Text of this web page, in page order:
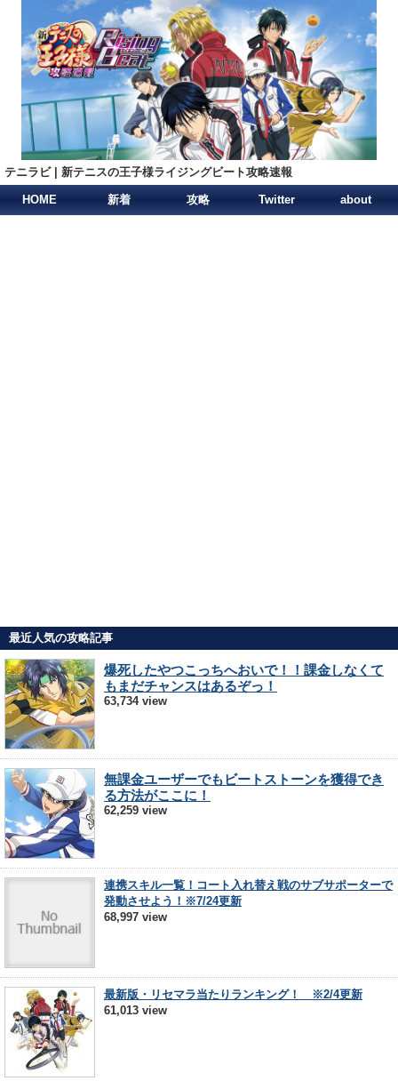
テニラビ | 新テニスの王子様ライジングビート攻略速報
HOME 新着 攻略 Twitter about
最近人気の攻略記事
爆死したやつこっちへおいで！！課金しなくて
もまだチャンスはあるぞっ！
63,734 view
無課金ユーザーでもビートストーンを獲得でき
る方法がここに！
62,259 view
連携スキル一覧！コート入れ替え戦のサブサポーターで
発動させよう！※7/24更新
68,997 view
最新版・リセマラ当たりランキング！ ※2/4更新
61,013 view